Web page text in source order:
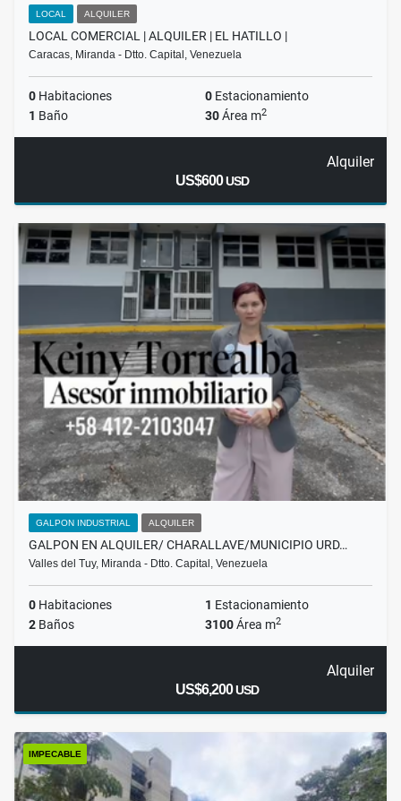
LOCAL ALQUILER
LOCAL COMERCIAL | ALQUILER | EL HATILLO |
Caracas, Miranda - Dtto. Capital, Venezuela
0 Habitaciones 0 Estacionamiento
1 Baño 30Área m2
Alquiler
US$600USD
GALPON INDUSTRIAL ALQUILER
GALPON EN ALQUILER/ CHARALLAVE/MUNICIPIO URD…
Valles del Tuy, Miranda - Dtto. Capital, Venezuela
0 Habitaciones 1 Estacionamiento
2 Baños 3100Área m2
Alquiler
US$6,200USD
IMPECABLE